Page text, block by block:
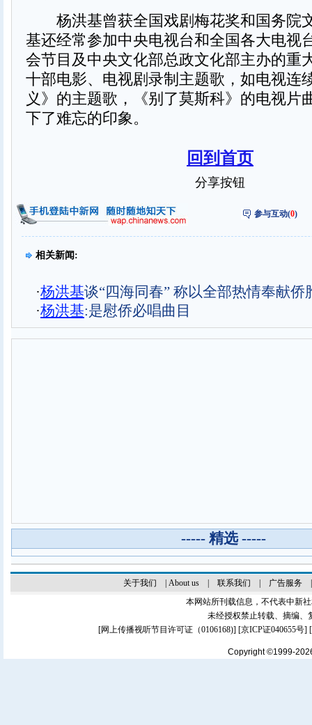
杨洪基曾获全国戏剧梅花奖和国务院
基还经常参加中央电视台和全国各大电视
会节目及中央文化部总政文化部主办的重
十部电影、电视剧录制主题歌，如电视连
义》的主题歌，《别了莫斯科》的电视片
下了难忘的印象。
回到首页
分享按钮
参与互动(0)
相关新闻:
·杨洪基谈“四海同春” 称以全部热情奉献侨
·杨洪基:是慰侨必唱曲目
----- 精选 -----
关于我们 About us| 联系我们 广告服务
本网站所刊载信息，不代表中新
未经授权禁止转载、摘编、
[网上传播视听节目许可证（0106168)] [京ICP证040655号]
Copyright ©1999-